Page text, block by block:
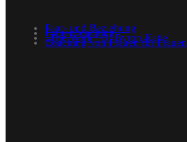
Paar- und Beziehung
Frauencoaching
„The Work“ Of Byron Katie
Coaching von Frauen für Frauen